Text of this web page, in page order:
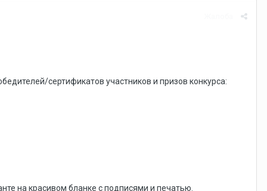
сертификатов участников и призов конкурса:
на красивом бланке с подписями и печатью.